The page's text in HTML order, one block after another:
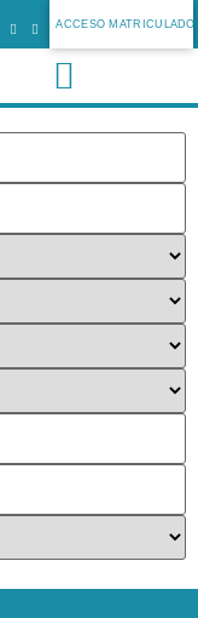
ACCESO